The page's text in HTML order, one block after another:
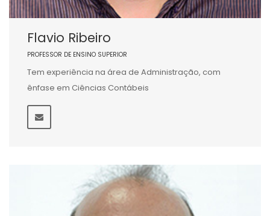
Flavio Ribeiro
PROFESSOR DE ENSINO SUPERIOR
Tem experiência na área de Administração, com
ênfase em Ciências Contábeis